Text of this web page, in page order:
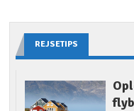
REJSETIPS